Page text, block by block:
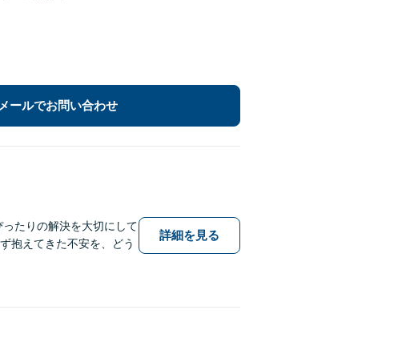
メールでお問い合わせ
たりの解決を大切にして
抱えてきた不安を、どう
詳細を見る